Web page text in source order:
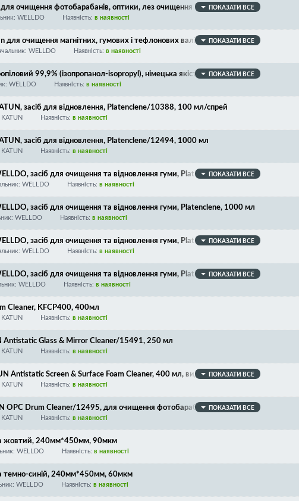
очищення фотобарабанів, оптики, лез очищення і дозування, конта
250мл, ОНОВЛЕНА ФОРМУЛА!
ПОКАЗАТИ ВСЕ
WELLDO Наявність: в наявності
очищення магнітних, гумових і тефлонових валів! 100мл, деталь
ПОКАЗАТИ ВСЕ
WELLDO Наявність: в наявності
99,9% (ізопропанол-isopropyl), німецька якість (антисептик, ро
контактів, деталей комп'ютерів, оптики, розріджує та розчиняє
ПОКАЗАТИ ВСЕ
WELLDO Наявність: в наявності
засіб для відновлення, Platenclene/10388, 100 мл/спрей
Наявність: в наявності
засіб для відновлення, Platenclene/12494, 1000 мл
Наявність: в наявності
засіб для очищення та відновлення гуми, Platenclene, 100 мл/с
ПОКАЗАТИ ВСЕ
WELLDO Наявність: в наявності
засіб для очищення та відновлення гуми, Platenclene, 1000 мл
WELLDO Наявність: в наявності
засіб для очищення та відновлення гуми, Platenclene, 150 мл/с
ПОКАЗАТИ ВСЕ
WELLDO Наявність: в наявності
засіб для очищення та відновлення гуми, Platenclene, 60 мл/спр
ПОКАЗАТИ ВСЕ
WELLDO Наявність: в наявності
Cleaner, KFCP400, 400мл
Наявність: в наявності
Glass & Mirror Cleaner/15491, 250 мл
Наявність: в наявності
Antistatic Screen & Surface Foam Cleaner, 400 мл, видаляє забрудненн
має антистатичний ефект
ПОКАЗАТИ ВСЕ
Наявність: в наявності
Drum Cleaner/12495, для очищення фотобарабанів, магнітних в
ПОКАЗАТИ ВСЕ
Наявність: в наявності
жовтий, 240мм*450мм, 90мкм
WELLDO Наявність: в наявності
темно-синій, 240мм*450мм, 60мкм
WELLDO Наявність: в наявності